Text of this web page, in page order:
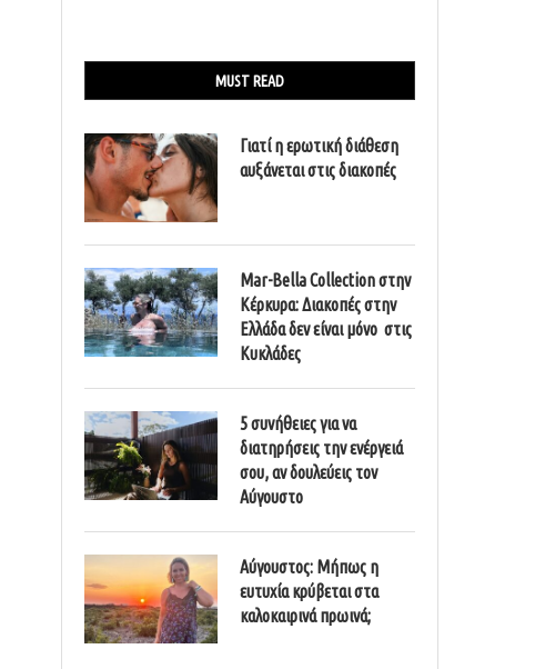
MUST READ
Γιατί η ερωτική διάθεση
αυξάνεται στις διακοπές
Mar-Bella Collection στην
Κέρκυρα: Διακοπές στην
Ελλάδα δεν είναι μόνο στις
Κυκλάδες
5 συνήθειες για να
διατηρήσεις την ενέργειά
σου, αν δουλεύεις τον
Αύγουστο
Αύγουστος: Μήπως η
ευτυχία κρύβεται στα
καλοκαιρινά πρωινά;